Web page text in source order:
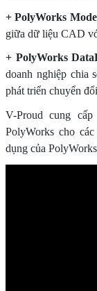
+ PolyWorks
giữa dữ liệu CAD
+ PolyWorks
doanh nghiệp chia
phát triển chuyển
V-Proud cung
PolyWorks cho
dụng của